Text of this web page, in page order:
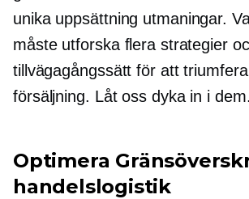
unika uppsättning utmaningar.
måste utforska flera strategier
tillvägagångssätt för att triumfera
försäljning. Låt oss dyka in i dem.
Optimera
handelslogistik